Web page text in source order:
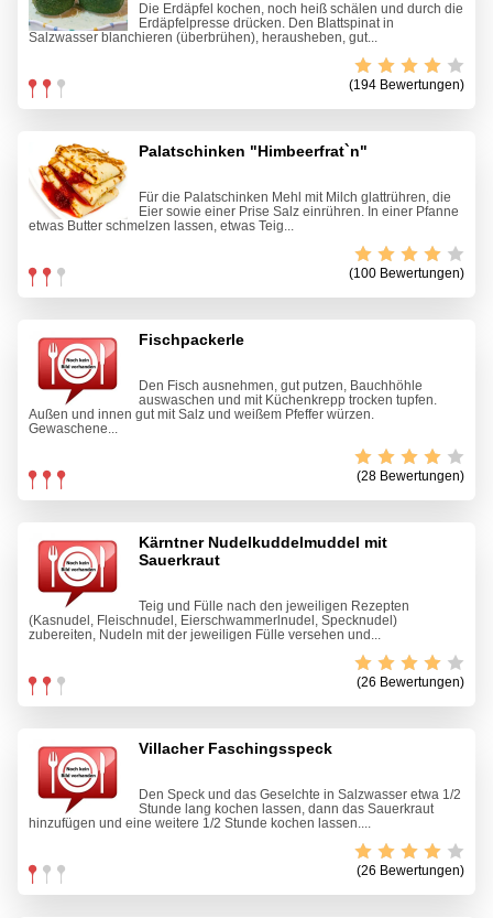
Die Erdäpfel kochen, noch heiß schälen und durch die
Erdäpfelpresse drücken. Den Blattspinat in
Salzwasser blanchieren (überbrühen), herausheben, gut...
(194 Bewertungen)
Palatschinken "Himbeerfrat`n"
Für die Palatschinken Mehl mit Milch glattrühren, die
Eier sowie einer Prise Salz einrühren. In einer Pfanne
etwas Butter schmelzen lassen, etwas Teig...
(100 Bewertungen)
Fischpackerle
Den Fisch ausnehmen, gut putzen, Bauchhöhle
auswaschen und mit Küchenkrepp trocken tupfen.
Außen und innen gut mit Salz und weißem Pfeffer würzen.
Gewaschene...
(28 Bewertungen)
Kärntner Nudelkuddelmuddel mit
Sauerkraut
Teig und Fülle nach den jeweiligen Rezepten
(Kasnudel, Fleischnudel, Eierschwammerlnudel, Specknudel)
zubereiten, Nudeln mit der jeweiligen Fülle versehen und...
(26 Bewertungen)
Villacher Faschingsspeck
Den Speck und das Geselchte in Salzwasser etwa 1/2
Stunde lang kochen lassen, dann das Sauerkraut
hinzufügen und eine weitere 1/2 Stunde kochen lassen....
(26 Bewertungen)